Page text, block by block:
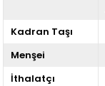
Kadran Taşı
Menşei
İthalatçı